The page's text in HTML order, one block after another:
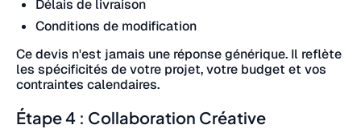
Délais de livraison
Conditions de modification
Ce devis n'est jamais une réponse générique. Il reflète
les spécificités de votre projet, votre budget et vos
contraintes calendaires.
Étape 4 : Collaboration Créative